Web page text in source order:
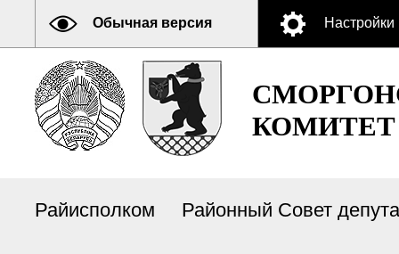
Обычная версия Настройки
КОМИТЕТ
Райисполком Районный Совет